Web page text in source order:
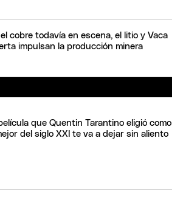
cobre todavía en escena, el litio y Vaca
impulsan la producción minera
que Quentin Tarantino eligió como
del siglo XXI te va a dejar sin aliento